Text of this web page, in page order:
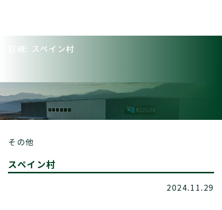
釘魂: スペイン村
その他
スペイン村
2024.11.29